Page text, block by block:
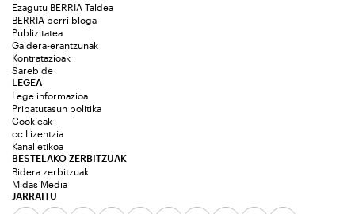
Ezagutu BERRIA Taldea
BERRIA berri bloga
Publizitatea
Galdera-erantzunak
Kontratazioak
Sarebide
JARRAITU
LEGEA
Lege informazioa
Pribatutasun politika
Cookieak
cc Lizentzia
Kanal etikoa
BESTELAKO ZERBITZUAK
Bidera zerbitzuak
Midas Media